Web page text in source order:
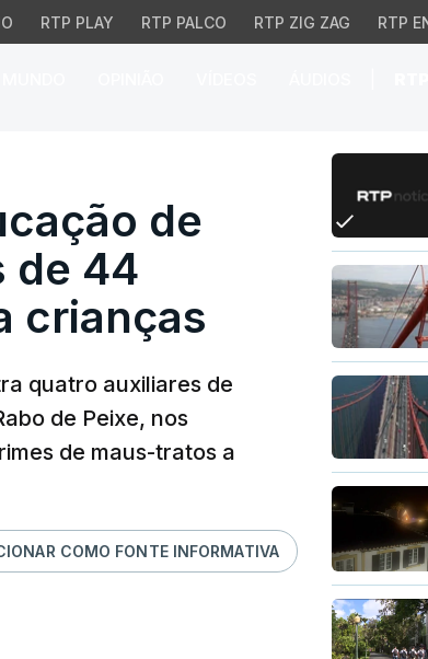
RTP PLAY RTP PALCO RTP ZIG ZAG RTP
de Rabo de
de
de 44
crianças
quatro auxiliares de
de Peixe, nos
de maus-tratos a
COMO FONTE INFORMATIVA